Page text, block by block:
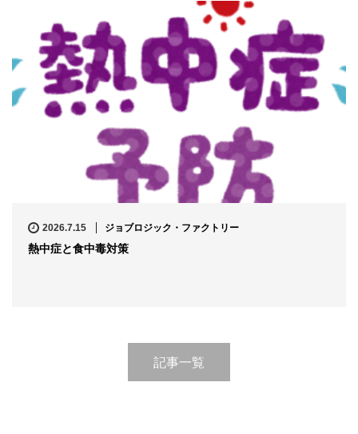
2026.7.15 ジョブロジック・ファクトリー
熱中症と食中毒対策
記事一覧